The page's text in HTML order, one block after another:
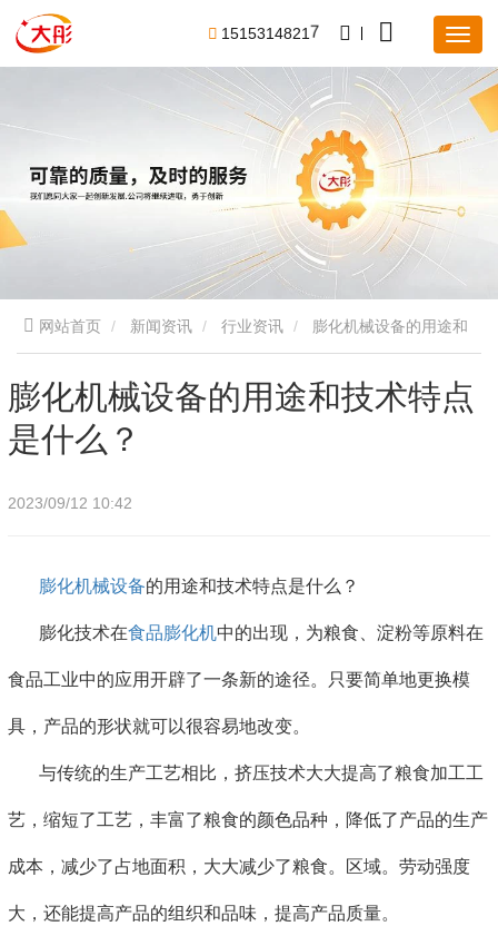
1515314821 7
网站首页 新闻资讯 行业资讯
技术特点是什么？
膨化机械设备的用途和技术特点
是什么？
2023/09/12 10:42
膨化机械设备的用途和技术特点是什么？
膨化技术在食品膨化机中的出现，为粮食、淀粉等原料在
食品工业中的应用开辟了一条新的途径。只要简单地更换模
具，产品的形状就可以很容易地改变。
与传统的生产工艺相比，挤压技术大大提高了粮食加工工
艺，缩短了工艺，丰富了粮食的颜色品种，降低了产品的生产
成本，减少了占地面积，大大减少了粮食。区域。劳动强度
大，还能提高产品的组织和品味，提高产品质量。